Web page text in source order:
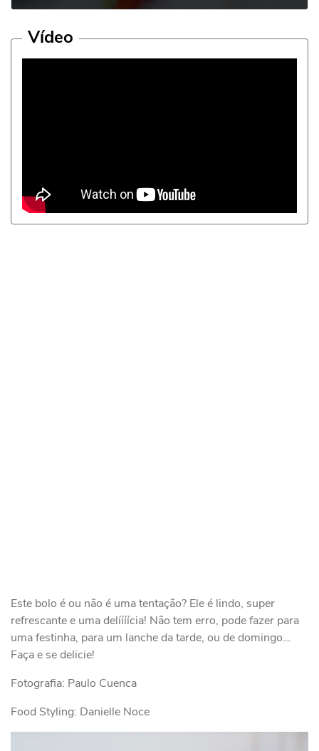
Vídeo
Este bolo é ou não é uma tentação? Ele é lindo, super
refrescante e uma delíííícia! Não tem erro, pode fazer para
uma festinha, para um lanche da tarde, ou de domingo…
Faça e se delicie!
Fotografia: Paulo Cuenca
Food Styling: Danielle Noce